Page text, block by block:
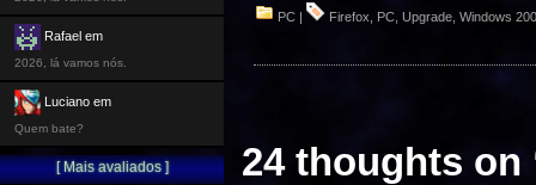
PC | Firefox PC ,Upgrade ,Windows
24 thoughts on
Rafael em
2026, lá vamos nós.
Luciano em
Quem bate?
[ Mais avaliados ]